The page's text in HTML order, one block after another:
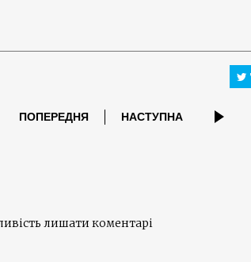
ПОПЕРЕДНЯ НАСТУПНА
лишати коментарі